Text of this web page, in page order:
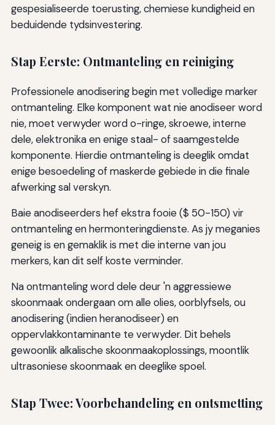
gespesialiseerde toerusting, chemiese kundigheid en
beduidende tydsinvestering.
Stap Eerste: Ontmanteling en reiniging
Professionele anodisering begin met volledige marker
ontmanteling. Elke komponent wat nie anodiseer word
nie, moet verwyder word o-ringe, skroewe, interne
dele, elektronika en enige staal- of saamgestelde
komponente. Hierdie ontmanteling is deeglik omdat
enige besoedeling of maskerde gebiede in die finale
afwerking sal verskyn.
Baie anodiseerders hef ekstra fooie ($ 50-150) vir
ontmanteling en hermonteringdienste. As jy meganies
geneig is en gemaklik is met die interne van jou
merkers, kan dit self koste verminder.
Na ontmanteling word dele deur 'n aggressiewe
skoonmaak ondergaan om alle olies, oorblyfsels, ou
anodisering (indien heranodiseer) en
oppervlakkontaminante te verwyder. Dit behels
gewoonlik alkalische skoonmaakoplossings, moontlik
ultrasoniese skoonmaak en deeglike spoel.
Stap Twee: Voorbehandeling en ontsmetting